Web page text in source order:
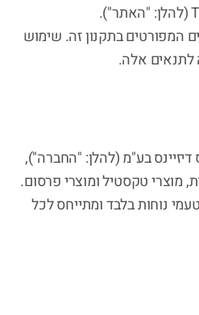
המפורטים בתקנון זה. שימוש
אלה.
בע"מ (להלן: "החברה"),
מוצרי טקסטיל ומוצרי פרסום.
נוחות בלבד ומתייחס לכל